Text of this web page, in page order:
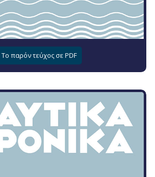
Το παρόν τεύχος σε PDF